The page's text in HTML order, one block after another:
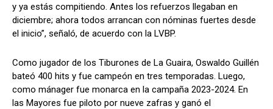
y ya estás compitiendo. Antes los refuerzos llegaban en
diciembre; ahora todos arrancan con nóminas fuertes desde
el inicio”, señaló, de acuerdo con la LVBP.
Como jugador de los Tiburones de La Guaira, Oswaldo Guillén
bateó 400 hits y fue campeón en tres temporadas. Luego,
como mánager fue monarca en la campaña 2023-2024. En
las Mayores fue piloto por nueve zafras y ganó el